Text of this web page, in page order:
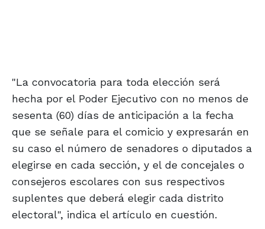
"La convocatoria para toda elección será
hecha por el Poder Ejecutivo con no menos de
sesenta (60) días de anticipación a la fecha
que se señale para el comicio y expresarán en
su caso el número de senadores o diputados a
elegirse en cada sección, y el de concejales o
consejeros escolares con sus respectivos
suplentes que deberá elegir cada distrito
electoral", indica el artículo en cuestión.